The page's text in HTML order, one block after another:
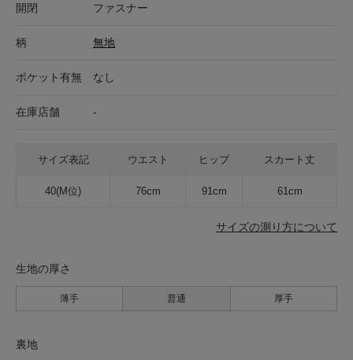
開閉 ファスナー
柄 無地
ポケット有無 なし
在庫店舗 -
サイズ表記 ウエスト ヒップ スカート丈
40(M位) 76cm 91cm 61cm
サイズの測り方について
生地の厚さ
薄手 普通 厚手
裏地